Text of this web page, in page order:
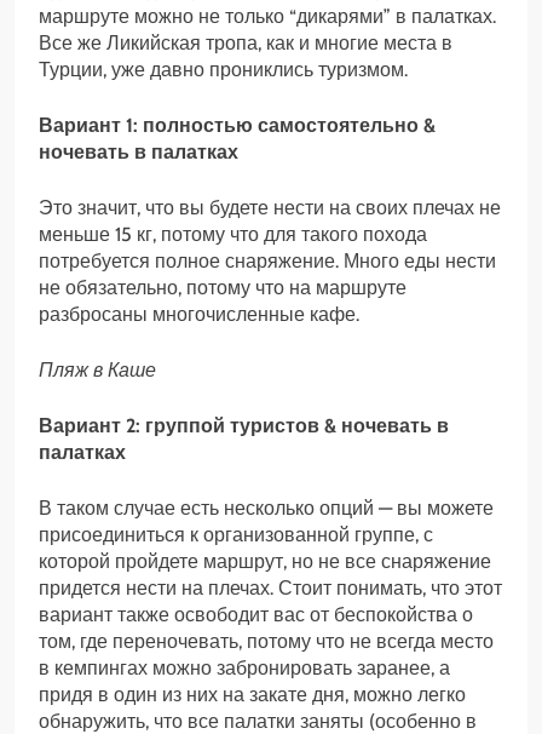
маршруте можно не только “дикарями” в палатках.
Все же Ликийская тропа, как и многие места в
Турции, уже давно прониклись туризмом.
Вариант 1: полностью самостоятельно &
ночевать в палатках
Это значит, что вы будете нести на своих плечах не
меньше 15 кг, потому что для такого похода
потребуется полное снаряжение. Много еды нести
не обязательно, потому что на маршруте
разбросаны многочисленные кафе.
Пляж в Каше
Вариант 2: группой туристов & ночевать в
палатках
В таком случае есть несколько опций — вы можете
присоединиться к организованной группе, с
которой пройдете маршрут, но не все снаряжение
придется нести на плечах. Стоит понимать, что этот
вариант также освободит вас от беспокойства о
том, где переночевать, потому что не всегда место
в кемпингах можно забронировать заранее, а
придя в один из них на закате дня, можно легко
обнаружить, что все палатки заняты (особенно в